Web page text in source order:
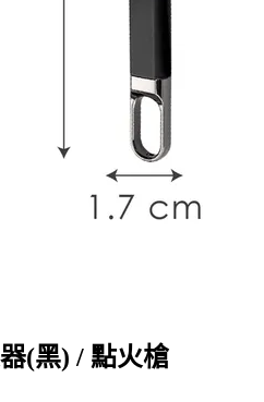
(黑) / 點火槍